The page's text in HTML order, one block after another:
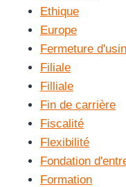
Ethique
Europe
Fermeture
Filiale
Filliale
Fin de carrière
Fiscalité
Flexibilité
Fondation
Formation